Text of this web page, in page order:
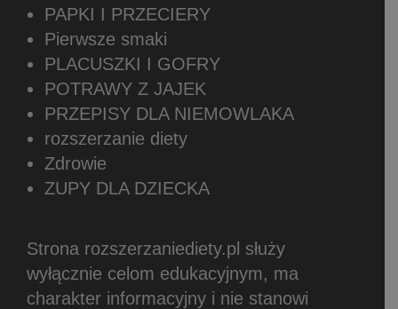
PAPKI I PRZECIERY
Pierwsze smaki
PLACUSZKI I GOFRY
POTRAWY Z JAJEK
PRZEPISY DLA NIEMOWLAKA
rozszerzanie diety
Zdrowie
ZUPY DLA DZIECKA
Strona rozszerzaniediety.pl służy
wyłącznie celom edukacyjnym, ma
charakter informacyjny i nie stanowi